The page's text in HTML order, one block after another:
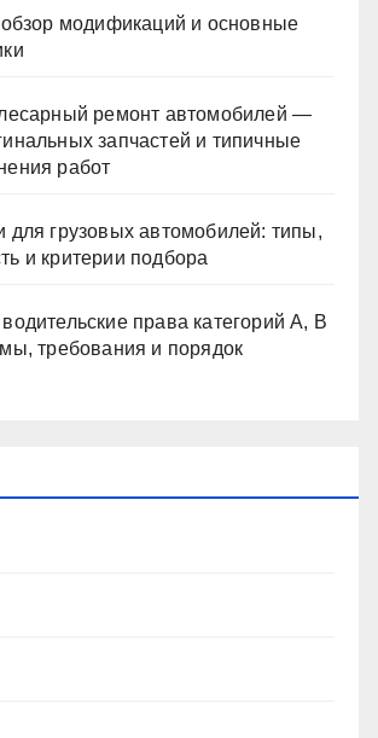
модификаций и основные
ремонт автомобилей —
запчастей и типичные
работ
для грузовых автомобилей: типы,
и критерии подбора
права категорий A, B
требования и порядок